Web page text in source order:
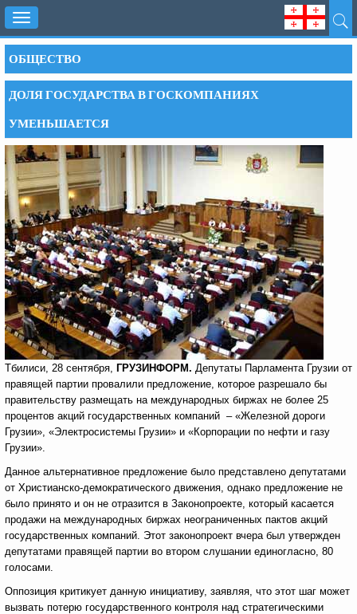
Toggle
navigation
ОБЩЕСТВО
ДОЛЯ ГОСУДАРСТВА В ГОСКОМПАНИЯХ
УМЕНЬШАЕТСЯ
Тбилиси, 28 сентября, ГРУЗИНФОРМ. Депутаты Парламента Грузии от
правящей партии провалили предложение, которое разрешало бы
правительству размещать на международных биржах не более 25
процентов акций государственных компаний – «Железной дороги
Грузии», «Электросистемы Грузии» и «Корпорации по нефти и газу
Грузии».
Данное альтернативное предложение было представлено депутатами
от Христианско-демократического движения, однако предложение не
было принято и он не отразится в Законопроекте, который касается
продажи на международных биржах неограниченных пактов акций
государственных компаний. Этот законопроект вчера был утвержден
депутатами правящей партии во втором слушании единогласно, 80
голосами.
Оппозиция критикует данную инициативу, заявляя, что этот шаг может
вызвать потерю государственного контроля над стратегическими